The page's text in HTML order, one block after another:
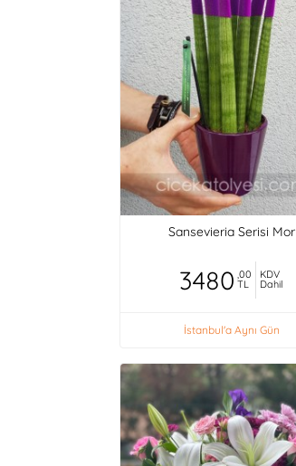
Sansevieria Serisi Mor
3480 ,00
TL
KDV
Dahil
İstanbul'a Aynı Gün